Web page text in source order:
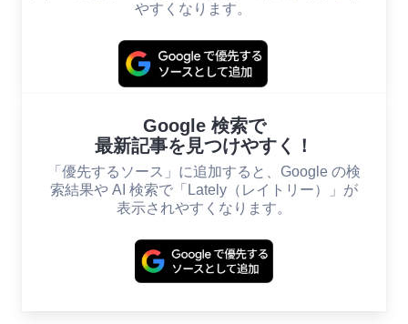
やすくなります。
Google 検索で
最新記事を見つけやすく！
「優先するソース」に追加すると、Google の検
索結果や AI 検索で「Lately（レイトリー）」が
表示されやすくなります。